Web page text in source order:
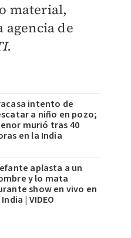
material,
agencia de
intento de
a niño en pozo;
murió tras 40
en la India
aplasta a un
y lo mata
show en vivo en
| VIDEO